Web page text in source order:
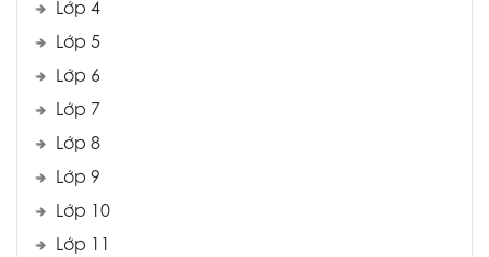
Lớp 4
Lớp 5
Lớp 6
Lớp 7
Lớp 8
Lớp 9
Lớp 10
Lớp 11